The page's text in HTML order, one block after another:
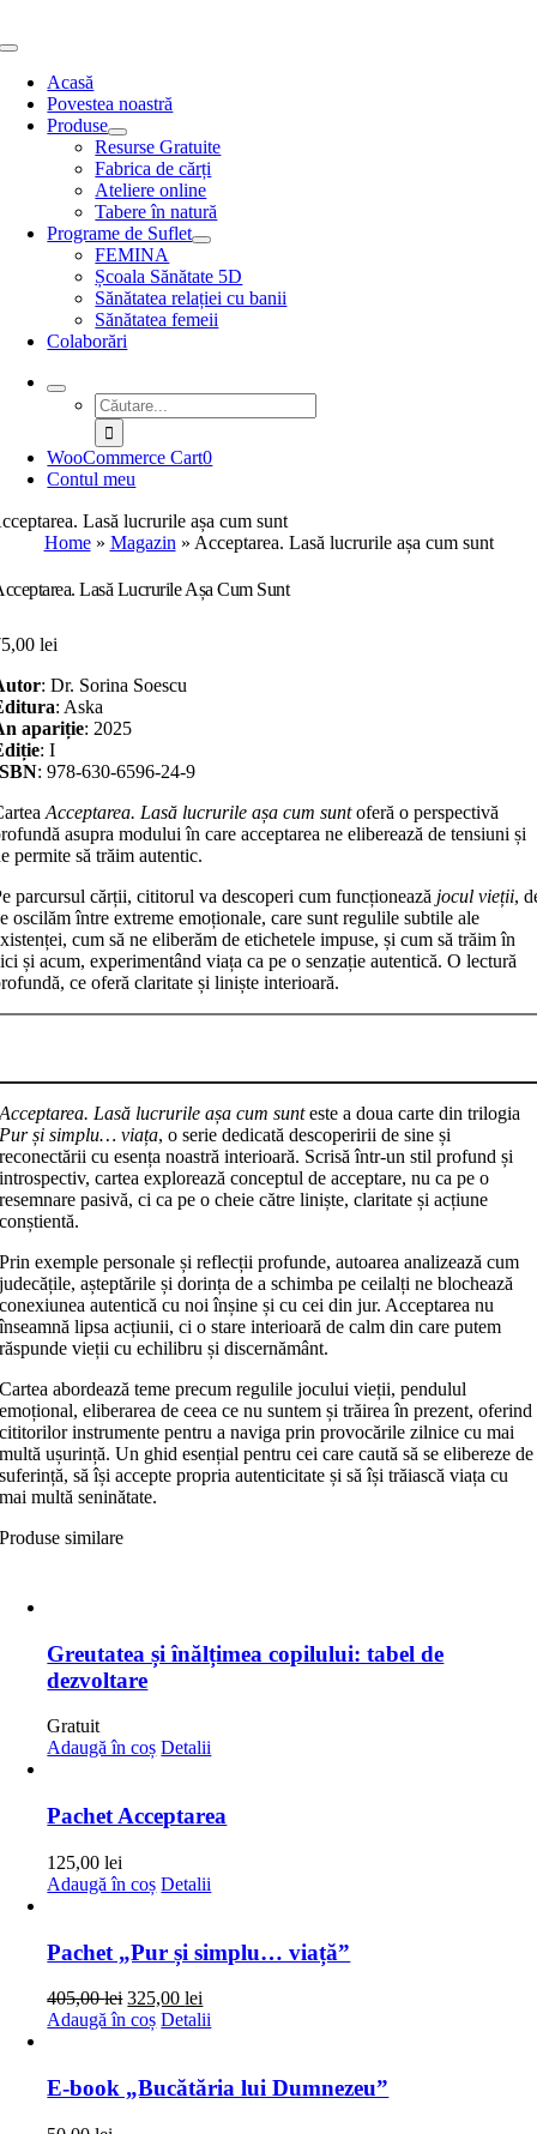
to
Toggle
NavigationAcasă
Povestea noastră
Produse
Resurse Gratuite
Fabrica de cărți
Ateliere online
Tabere în natură
Programe de Suflet
FEMINA
Școala Sănătate 5D
Sănătatea relației cu banii
Sănătatea femeii
Colaborări
Search
for:
WooCommerce Cart0
Contul meu
Lasă lucrurile așa cum sunt
Home» Magazin » Acceptarea. Lasă lucrurile așa cum sunt
Lasă Lucrurile Așa Cum Sunt
lei
: Dr. Sorina Soescu
: Aska
apariție: 2025
: I
: 978-630-6596-24-9
Acceptarea. Lasă lucrurile așa cum suntoferă o perspectivă
asupra modului în care acceptarea ne eliberează de tensiuni și
permite să trăim autentic.
parcursul cărții, cititorul va descoperi cum funcționează jocul vieții,
oscilăm între extreme emoționale, care sunt regulile subtile ale
cum să ne eliberăm de etichetele impuse, și cum să trăim în
și acum, experimentând viața ca pe o senzație autentică. O lectură
ce oferă claritate și liniște interioară.
Acceptarea. Lasă lucrurile așa cum sunteste a doua carte din trilogia
Pur și simplu… viața, o serie dedicată descoperirii de sine și
reconectării cu esența noastră interioară. Scrisă într-un stil profund și
introspectiv, cartea explorează conceptul de acceptare, nu ca pe o
resemnare pasivă, ci ca pe o cheie către liniște, claritate și acțiune
conștientă.
Prin exemple personale și reflecții profunde, autoarea analizează cum
judecățile, așteptările și dorința de a schimba pe ceilalți ne blochează
conexiunea autentică cu noi înșine și cu cei din jur. Acceptarea nu
înseamnă lipsa acțiunii, ci o stare interioară de calm din care putem
răspunde vieții cu echilibru și discernământ.
Cartea abordează teme precum regulile jocului vieții, pendulul
emoțional, eliberarea de ceea ce nu suntem și trăirea în prezent, oferind
cititorilor instrumente pentru a naviga prin provocările zilnice cu mai
multă ușurință. Un ghid esențial pentru cei care caută să se elibereze de
suferință, să își accepte propria autenticitate și să își trăiască viața cu
mai multă seninătate.
Produse similare
Greutatea și înălțimea copilului: tabel de
dezvoltare
Gratuit
Adaugă în coș Detalii
Pachet Acceptarea
125,00lei
Adaugă în coș Detalii
Pachet „Pur și simplu… viață”
405,00lei Prețul
inițial
405,00 lei.
325,00lei
curent
Adaugă în coș Detalii
E-book „Bucătăria lui Dumnezeu”